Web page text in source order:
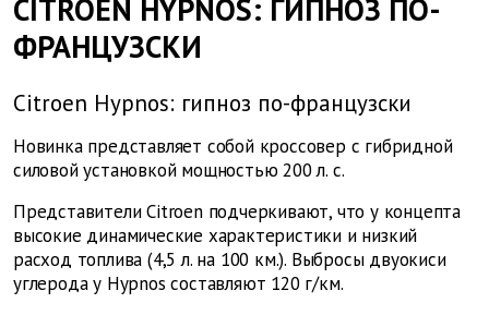
CITROEN HYPNOS: ГИПНОЗ ПО-
ФРАНЦУЗСКИ
Citroen Hypnos: гипноз по-французски
Новинка представляет собой кроссовер с гибридной
силовой установкой мощностью 200 л. с.
Представители Citroen подчеркивают, что у концепта
высокие динамические характеристики и низкий
расход топлива (4,5 л. на 100 км.). Выбросы двуокиси
углерода у Hypnos составляют 120 г/км.